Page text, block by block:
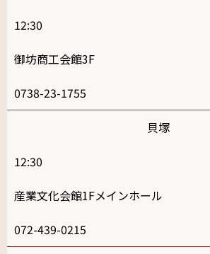
12:30
御坊商工会館3F
0738-23-1755
貝塚
12:30
産業文化会館1Fメインホール
072-439-0215